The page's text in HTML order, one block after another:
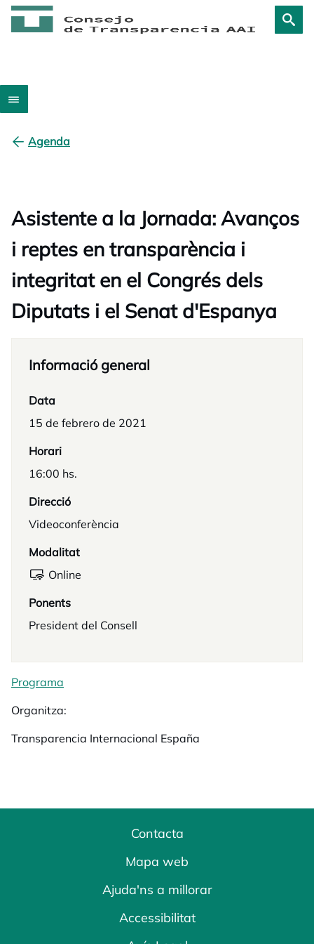
Agenda
Asistente a la Jornada: Avanços
i reptes en transparència i
integritat en el Congrés dels
Diputats i el Senat d'Espanya
Informació general
Data
15 de febrero de 2021
Horari
16:00 hs.
Direcció
Videoconferència
Modalitat
Online
Ponents
President del Consell
Programa
Organitza:
Transparencia Internacional España
Contacta
Mapa web
Ajuda'ns a millorar
Accessibilitat